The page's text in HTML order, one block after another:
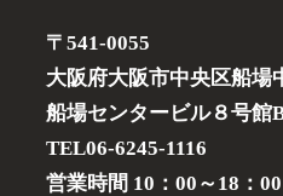
〒541-0055
大阪府大阪市中央区船場
船場センタービル８号館
TEL06-6245-1116
営業時間 10：00～18：00